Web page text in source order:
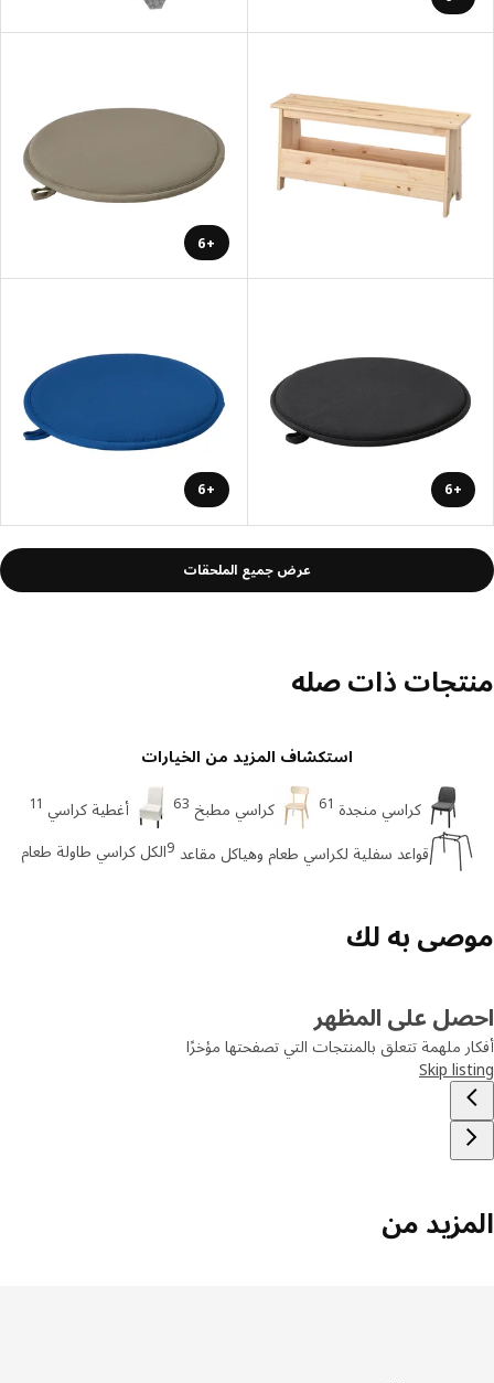
+6
+6
+6
عرض جميع الملحقات
ذات صله
استكشاف المزيد من الخيارات
كراسي منجدة 61 كراسي مطبخ 63 أغطية كراسي
قواعد سفلية لكراسي طعام وهياكل مقاعد 9 الكل كراسي طاولة طعام
به لك
على المظهر
ملهمة تتعلق بالمنتجات التي تصفحتها مؤخرًا
Skip
من